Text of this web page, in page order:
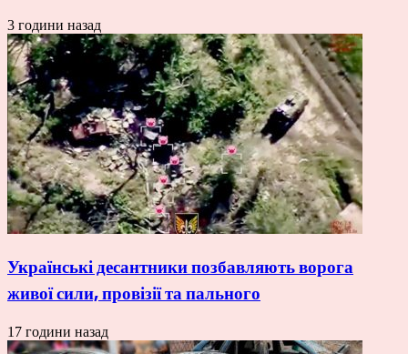
3 години назад
Українські десантники позбавляють ворога
живої сили, провізії та пального
17 години назад